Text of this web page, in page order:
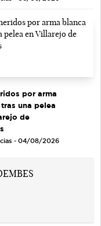
por arma
una pelea
de
- 04/08/2026